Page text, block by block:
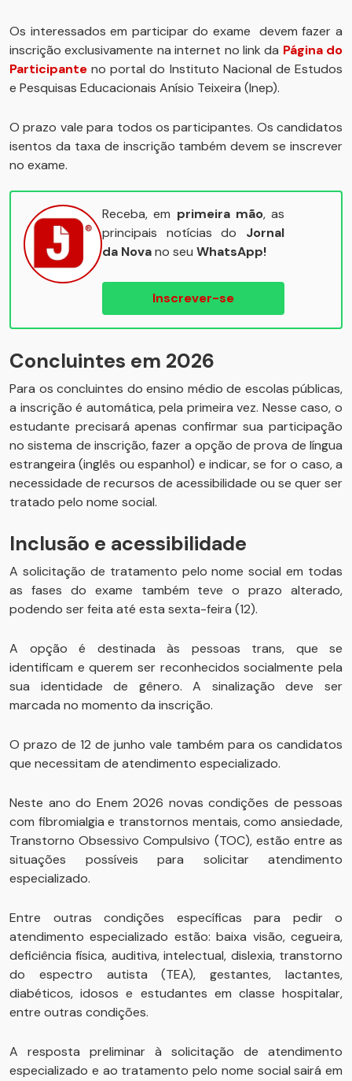
Os interessados em participar do exame devem fazer a
inscrição exclusivamente na internet no link da Página do
Participante no portal do Instituto Nacional de Estudos
e Pesquisas Educacionais Anísio Teixeira (Inep).
O prazo vale para todos os participantes. Os candidatos
isentos da taxa de inscrição também devem se inscrever
no exame.
Receba, em primeira mão, as
principais notícias do Jornal
da Novano seu WhatsApp!
Inscrever-se
Concluintes em 2026
Para os concluintes do ensino médio de escolas públicas,
a inscrição é automática, pela primeira vez. Nesse caso, o
estudante precisará apenas confirmar sua participação
no sistema de inscrição, fazer a opção de prova de língua
estrangeira (inglês ou espanhol) e indicar, se for o caso, a
necessidade de recursos de acessibilidade ou se quer ser
tratado pelo nome social.
Inclusão e acessibilidade
A solicitação de tratamento pelo nome social em todas
as fases do exame também teve o prazo alterado,
podendo ser feita até esta sexta-feira (12).
A opção é destinada às pessoas trans, que se
identificam e querem ser reconhecidos socialmente pela
sua identidade de gênero. A sinalização deve ser
marcada no momento da inscrição.
O prazo de 12 de junho vale também para os candidatos
que necessitam de atendimento especializado.
Neste ano do Enem 2026 novas condições de pessoas
com fibromialgia e transtornos mentais, como ansiedade,
Transtorno Obsessivo Compulsivo (TOC), estão entre as
situações possíveis para solicitar atendimento
especializado.
Entre outras condições específicas para pedir o
atendimento especializado estão: baixa visão, cegueira,
deficiência física, auditiva, intelectual, dislexia, transtorno
do espectro autista (TEA), gestantes, lactantes,
diabéticos, idosos e estudantes em classe hospitalar,
entre outras condições.
A resposta preliminar à solicitação de atendimento
especializado e ao tratamento pelo nome social sairá em